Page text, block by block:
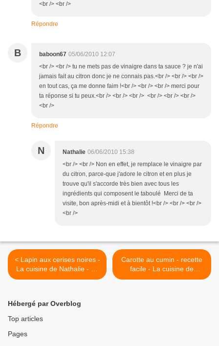
<br /> <br />
Répondre
B baboon67 05/06/2010 12:07
<br /> <br /> tu ne mets pas de vinaigre dans ta sauce ? je n'ai
jamais fait au citron donc je ne connais pas.<br /> <br /> <br />
en tout cas, ça me donne faim !<br /> <br /> <br /> merci pour
ta réponse si tu peux.<br /> <br /> <br /> <br /> <br /> <br />
<br />
Répondre
N Nathalie 06/06/2010 15:38
<br /> <br /> Non en effet, je remplace le vinaigre par
du citron, parce-que j'adore le citron et en plus je
trouve qu'il s'accorde très bien avec tous les
ingrédients qui composent le taboulé Merci de ta
visite, bon après-midi et à bientôt !<br /> <br /> <br />
<br />
< Lapin aux cerises noires -
La cuisine de Nathalie - Le
blog de recettes faciles
Carotte au cumin - recette
facile - La cuisine de
Nathalie >
Hébergé par Overblog
Top articles
Pages